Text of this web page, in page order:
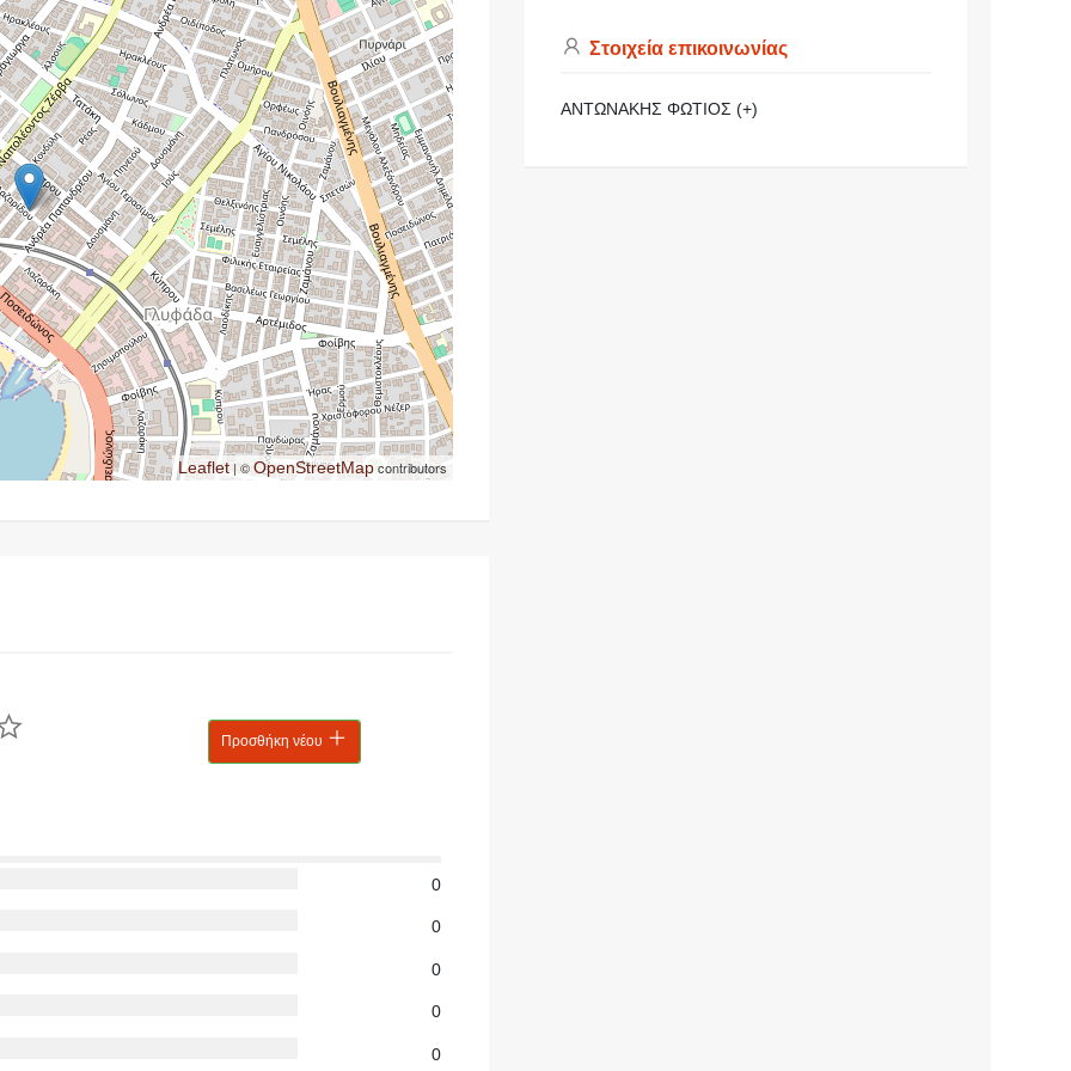
Leaflet| ©OpenStreetMapcontributors
Προσθήκη νέου
0
0
0
0
0
Στοιχεία επικοινωνίας
ΑΝΤΩΝΑΚΗΣ ΦΩΤΙΟΣ (+)